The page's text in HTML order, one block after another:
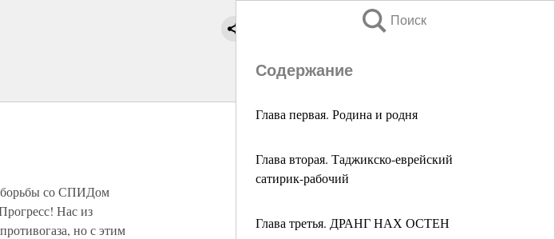
Поиск
Содержание
Глава первая. Родина и родня
Глава вторая. Таджикско-еврейский
сатирик-рабочий
Глава третья. ДРАНГ НАХ ОСТЕН
борьбы со СПИДом
Нас из
но с этим